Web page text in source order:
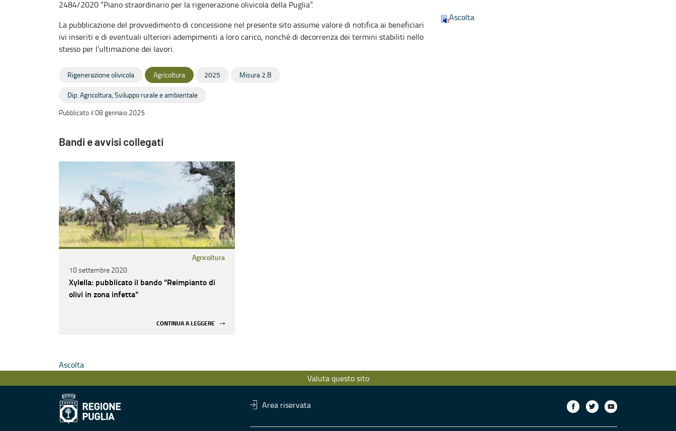
2484/2020 “Piano straordinario per la rigenerazione olivicola della Puglia”.
La pubblicazione del provvedimento di concessione nel presente sito assume valore di notifica ai beneficiari
ivi inseriti e di eventuali ulteriori adempimenti a loro carico, nonché di decorrenza dei termini stabiliti nello
stesso per l’ultimazione dei lavori.
Ascolta
Rigenerazione olivicola Agricoltura 2025 Misura 2.B
Dip. Agricoltura, Sviluppo rurale e ambientale
Pubblicato il 08 gennaio 2025
Bandi e avvisi collegati
Agricoltura
10 settembre 2020
Xylella: pubblicato il bando "Reimpianto di
olivi in zona infetta"
CONTINUA A LEGGERE
Ascolta
Valuta questo sito
Area riservata